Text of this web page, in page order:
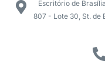
Escritório de
807 - Lote 30, St. de